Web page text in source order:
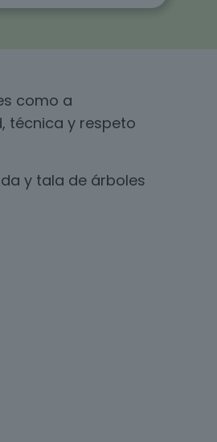
como a
técnica y respeto
y tala de árboles